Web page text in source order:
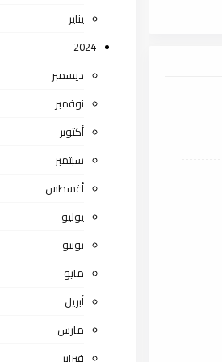
يناير
2024
ديسمبر
نوفمبر
أكتوبر
سبتمبر
أغسطس
يوليو
يونيو
مايو
أبريل
مارس
فبراير